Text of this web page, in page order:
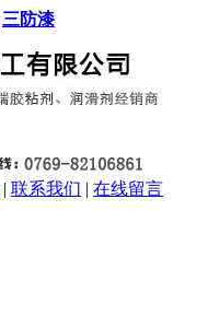
三防漆
| 联系我们 | 在线留言